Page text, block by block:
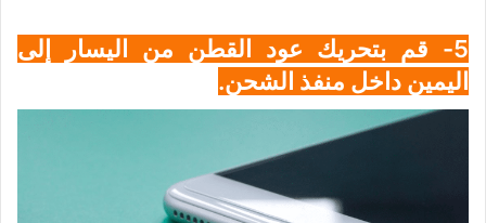
5- قم بتحريك عود القطن من اليسار إلى
اليمين داخل منفذ الشحن.